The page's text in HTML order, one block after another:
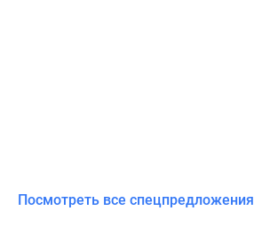
Посмотреть все спецпредложения